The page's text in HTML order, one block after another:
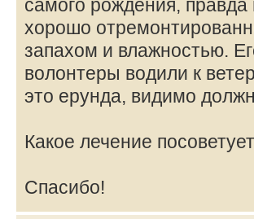
самого рождения,
хорошо
запахом и влажностью.
волонтеры водили к
это ерунда, видимо
Какое лечение
Спасибо!